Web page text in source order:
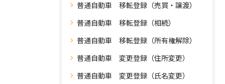
普通自動車 移転登録（売買・譲渡）
普通自動車 移転登録（相続）
普通自動車 移転登録（所有権解除）
普通自動車 変更登録（住所変更）
普通自動車 変更登録（氏名変更）